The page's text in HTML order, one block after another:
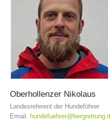
Oberhollenzer Nikolaus
Landesreferent der Hundeführer
Email: hundefuehrer@bergrettung.it